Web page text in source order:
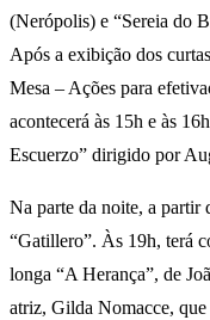
(Nerópolis) e “Sereia do
Após a exibição dos
Mesa – Ações para
acontecerá às 15h e às
Escuerzo” dirigido por
Na parte da noite, a partir
“Gatillero”. Às 19h, terá
longa “A Herança”, de
atriz, Gilda Nomacce,